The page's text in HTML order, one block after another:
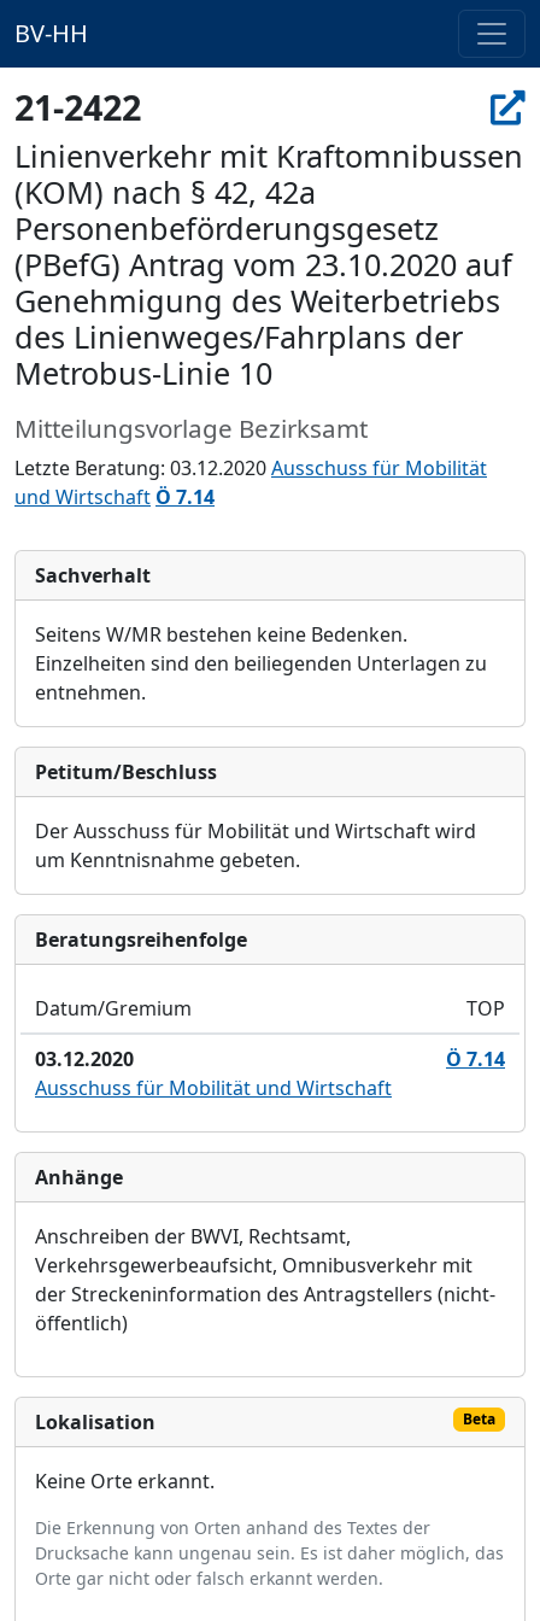
BV-HH
21-2422
Linienverkehr mit Kraftomnibussen
(KOM) nach § 42, 42a
Personenbeförderungsgesetz
(PBefG) Antrag vom 23.10.2020 auf
Genehmigung des Weiterbetriebs
des Linienweges/Fahrplans der
Metrobus-Linie 10
Mitteilungsvorlage Bezirksamt
Letzte Beratung: 03.12.2020Ausschuss für Mobilität
und Wirtschaft Ö 7.14
Sachverhalt
Seitens W/MR bestehen keine Bedenken.
Einzelheiten sind den beiliegenden Unterlagen zu
entnehmen.
Petitum/Beschluss
DerAusschuss für Mobilität und Wirtschaftwird
um Kenntnisnahme gebeten.
Bera­tungs­reihen­folge
Datum/Gremium
TOP
03.12.2020
Ö 7.14
Ausschuss für Mobilität und Wirtschaft
Anhänge
Anschreiben der BWVI, Rechtsamt,
Verkehrsgewerbeaufsicht, Omnibusverkehr mit
der Streckeninformation des Antragstellers (nicht-
öffentlich)
Lokalisation Beta
Keine Orte erkannt.
Die Erkennung von Orten anhand des Textes der
Drucksache kann ungenau sein. Es ist daher möglich, das
Orte gar nicht oder falsch erkannt werden.